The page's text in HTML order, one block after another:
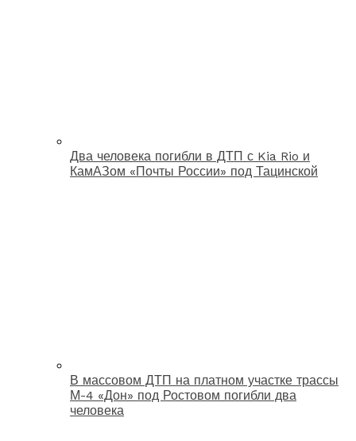
Два человека погибли в ДТП с Kia Rio и
КамАЗом «Почты России» под Тацинской
В массовом ДТП на платном участке трассы
М-4 «Дон» под Ростовом погибли два
человека